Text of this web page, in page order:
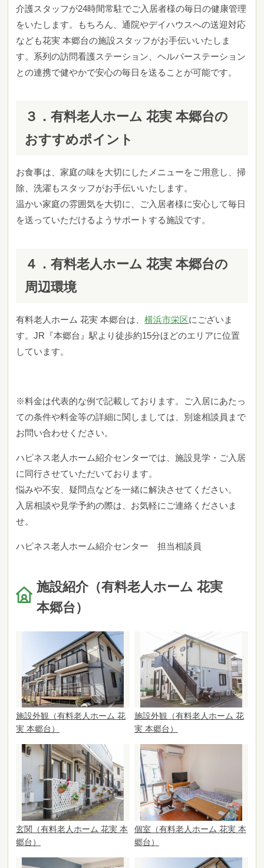
介護スタッフが24時間常駐でご入居者様の毎⽇の健康管理
をいたします。もちろん、通院やデイハウスへの送迎対応
なども花実 本郷台の施設スタッフがお手伝いいたしま
す。系列の訪問看護ステーション、ヘルパーステーション
との連携で健やかで安心の毎日を送ることが可能です。
３．有料老人ホーム 花実 本郷台の
おすすめポイント
お食事は、家庭の味を⼤切にしたメニューをご⽤意し、掃
除、洗濯もスタッフがお⼿伝いいたします。
温かい家庭の雰囲気を⼤切に、ご入居者様に安心して毎日
を送っていただけるようサポートする施設です。
４．有料老人ホーム 花実 本郷台の
周辺環境
有料老人ホーム 花実 本郷台は、横浜市栄区にございま
す。JR『本郷台』駅より徒歩約15分ほどのエリアに位置
しています。
※料金は代表的な例で記載しております。ご入居にあたっ
ての条件や料金等の詳細に関しましては、別途相談員まで
お問い合わせください。
ハピネス老人ホーム紹介センターでは、施設見学・ご入居
に同行させていただいております。
悩みや不安、疑問点などを一緒に解決させてください。
入居相談や見学予約の際は、お気軽にご連絡くださいま
せ。
ハピネス老人ホーム紹介センター 担当相談員
施設紹介（有料老人ホーム 花実
本郷台）
施設外観（有料老人ホーム 花
実 本郷台）
施設外観（有料老人ホーム 花
実 本郷台）
玄関（有料老人ホーム 花実 本
郷台）
個室（有料老人ホーム 花実 本
郷台）